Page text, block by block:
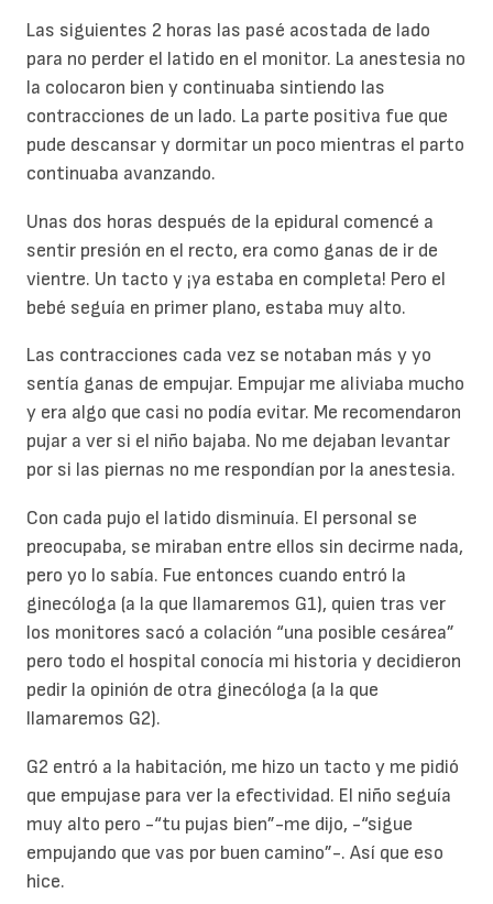
Las siguientes 2 horas las pasé acostada de lado
para no perder el latido en el monitor. La anestesia no
la colocaron bien y continuaba sintiendo las
contracciones de un lado. La parte positiva fue que
pude descansar y dormitar un poco mientras el parto
continuaba avanzando.
Unas dos horas después de la epidural comencé a
sentir presión en el recto, era como ganas de ir de
vientre. Un tacto y ¡ya estaba en completa! Pero el
bebé seguía en primer plano, estaba muy alto.
Las contracciones cada vez se notaban más y yo
sentía ganas de empujar. Empujar me aliviaba mucho
y era algo que casi no podía evitar. Me recomendaron
pujar a ver si el niño bajaba. No me dejaban levantar
por si las piernas no me respondían por la anestesia.
Con cada pujo el latido disminuía. El personal se
preocupaba, se miraban entre ellos sin decirme nada,
pero yo lo sabía. Fue entonces cuando entró la
ginecóloga (a la que llamaremos G1), quien tras ver
los monitores sacó a colación “una posible cesárea”
pero todo el hospital conocía mi historia y decidieron
pedir la opinión de otra ginecóloga (a la que
llamaremos G2).
G2 entró a la habitación, me hizo un tacto y me pidió
que empujase para ver la efectividad. El niño seguía
muy alto pero -“tu pujas bien”-me dijo, -“sigue
empujando que vas por buen camino”-. Así que eso
hice.